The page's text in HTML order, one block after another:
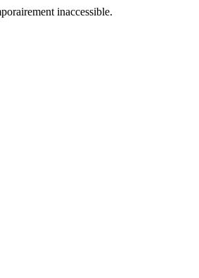
inaccessible.